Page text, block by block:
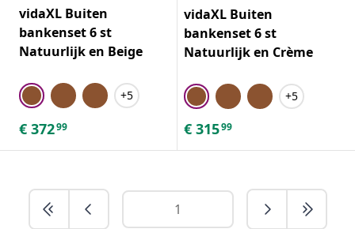
vidaXL Buiten
bankenset 6 st
Natuurlijk en Beige
+5
€ 37299
vidaXL Buiten
bankenset 6 st
Natuurlijk en Crème
+5
€ 31599